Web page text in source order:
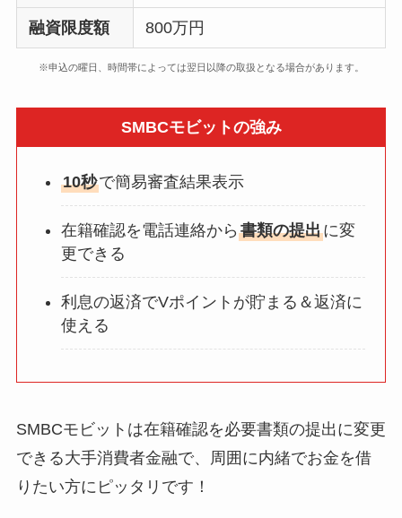
融資限度額 800万円
※申込の曜日、時間帯によっては翌日以降の取扱となる場合があります。
SMBCモビットの強み
10秒で簡易審査結果表示
在籍確認を電話連絡から書類の提出に変
更できる
利息の返済でVポイントが貯まる＆返済に
使える
SMBCモビットは在籍確認を必要書類の提出に変更
できる大手消費者金融で、周囲に内緒でお金を借
りたい方にピッタリです！